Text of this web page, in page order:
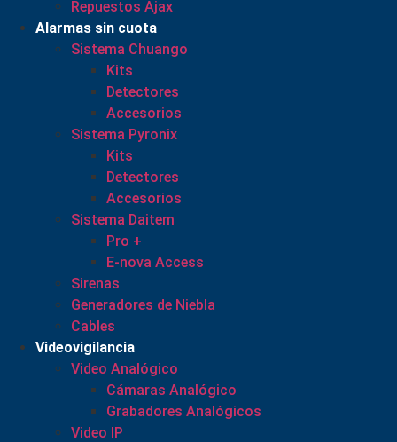
Repuestos Ajax
Alarmas sin cuota
Sistema Chuango
Kits
Detectores
Accesorios
Sistema Pyronix
Kits
Detectores
Accesorios
Sistema Daitem
Pro +
E-nova Access
Sirenas
Generadores de Niebla
Cables
Videovigilancia
Video Analógico
Cámaras Analógico
Grabadores Analógicos
Video IP